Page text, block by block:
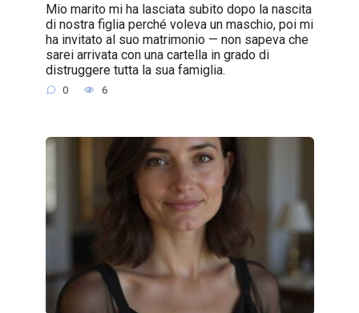
Mio marito mi ha lasciata subito dopo la nascita
di nostra figlia perché voleva un maschio, poi mi
ha invitato al suo matrimonio — non sapeva che
sarei arrivata con una cartella in grado di
distruggere tutta la sua famiglia.
0 6